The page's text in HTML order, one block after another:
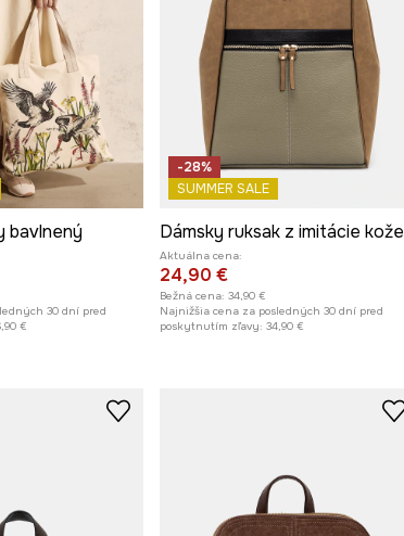
bavlnený
30 dní pred
€
-28%
SUMMER SALE
Dámsky ruksak z imitácie kože
Aktuálna cena:
24,90 €
Bežná cena: 34,90 €
Najnižšia cena za posledných 30 dní pred
poskytnutím zľavy: 34,90 €